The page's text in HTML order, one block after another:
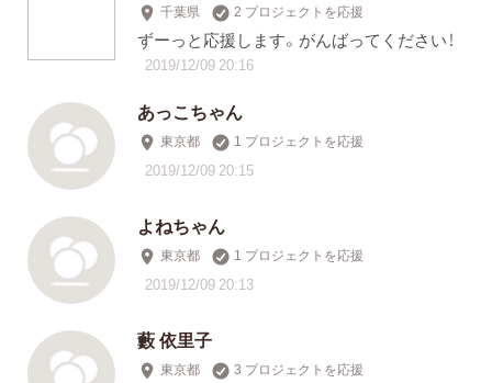
千葉県 2 プロジェクトを応援
ずーっと応援します。がんばってください！
2019/12/09 20:16
あっこちゃん
東京都 1 プロジェクトを応援
2019/12/09 20:15
よねちゃん
東京都 1 プロジェクトを応援
2019/12/09 20:13
藪 依里子
東京都 3 プロジェクトを応援